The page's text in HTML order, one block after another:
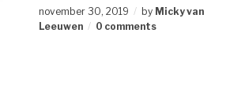
november 30, 2019 by Micky van
Leeuwen
0 comments